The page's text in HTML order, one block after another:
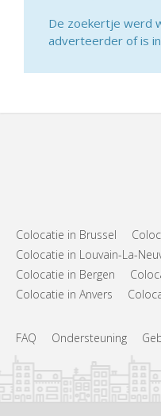
De zoekertje werd
adverteerder of is
Colocatie in Brussel
Colocatie in Louvain-La-
Colocatie in Bergen
Colocatie in Anvers
FAQ Ondersteuning